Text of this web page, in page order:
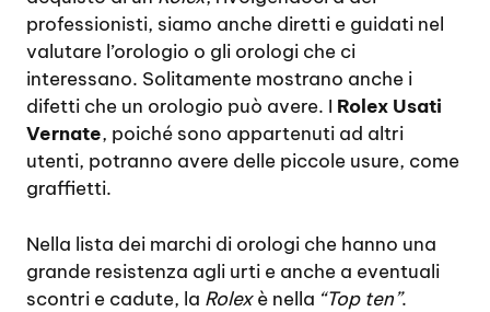
professionisti, siamo anche diretti e guidati nel
valutare l’orologio o gli orologi che ci
interessano. Solitamente mostrano anche i
difetti che un orologio può avere. I Rolex Usati
Vernate, poiché sono appartenuti ad altri
utenti, potranno avere delle piccole usure, come
graffietti.
Nella lista dei marchi di orologi che hanno una
grande resistenza agli urti e anche a eventuali
scontri e cadute, la Rolexè nella “Top ten”.